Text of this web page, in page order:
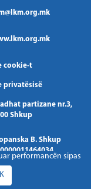
cookie-t
privatësisë
partizane nr.3,
Shkup
B. Shkup
performancën sipas